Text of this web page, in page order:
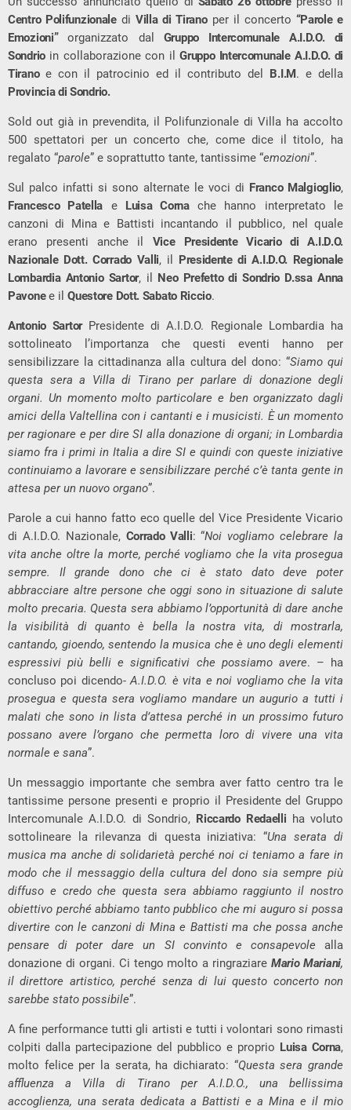
Centro Polifunzionaledi Villa di Tiranoper il concerto “Parole e
Emozioni”organizzato dal Gruppo Intercomunale A.I.D.O.
di
Sondrioin collaborazione con ilGruppo Intercomunale A.I.D.O. di
Tiranoe con il patrocinio ed il contributo del B.I.M. e della
Provincia di Sondrio.
Sold out già in prevendita, il Polifunzionale di Villa ha accolto
500 spettatori per un concerto che, come dice il titolo, ha
regalato “parole” e soprattutto tante, tantissime “emozioni”.
Sul palco infatti si sono alternate le voci di Franco Malgioglio,
Francesco Patella e Luisa Cornache hanno interpretato le
canzoni di Mina e Battisti incantando il pubblico, nel quale
erano presenti anche il Vice
Presidente Vicario di A.I.D.O.
Nazionale Dott. Corrado Valli, il Presidente di A.I.D.O. Regionale
Lombardia Antonio Sartor, il Neo Prefetto di Sondrio D.ssa Anna
Pavonee ilQuestore Dott. Sabato Riccio.
Antonio SartorPresidente di A.I.D.O. Regionale Lombardia ha
sottolineato l’importanza che questi eventi hanno per
sensibilizzare la cittadinanza alla cultura del dono: “Siamo qui
questa sera a Villa di Tirano per parlare di donazione degli
organi. Un momento molto particolare e ben organizzato dagli
amici della Valtellina con i cantanti e i musicisti. È un momento
per ragionare e per dire SI alla donazione di organi; in Lombardia
siamo fra i primi in Italia a dire SI e quindi con queste iniziative
continuiamo a lavorare e sensibilizzare perché c’è tanta gente in
attesa per un nuovo organo”.
Parole a cui hanno fatto eco quelle del Vice Presidente Vicario
di A.I.D.O. Nazionale, Corrado Valli: “Noi vogliamo celebrare la
vita anche oltre la morte, perché vogliamo che la vita prosegua
sempre. Il grande dono che ci è stato dato deve poter
abbracciare altre persone che oggi sono in situazione di salute
molto precaria. Questa sera abbiamo l’opportunità di dare anche
la visibilità di quanto è bella la nostra vita, di mostrarla,
cantando, gioendo, sentendo la musica che è uno degli elementi
espressivi più belli e significativi che possiamo avere. – ha
concluso poi dicendo-A.I.D.O. è vita e noi vogliamo che la vita
prosegua e questa sera vogliamo mandare un augurio a tutti i
malati che sono in lista d’attesa perché in un prossimo futuro
possano avere l’organo che permetta loro di vivere una vita
normale e sana”.
Un messaggio importante che sembra aver fatto centro tra le
tantissime persone presenti e proprio il Presidente del Gruppo
Intercomunale A.I.D.O. di Sondrio, Riccardo Redaelli ha voluto
sottolineare la rilevanza di questa iniziativa: “Una serata di
musica ma anche di solidarietà perché noi ci teniamo a fare in
modo che il messaggio della cultura del dono sia sempre più
diffuso e credo che questa sera abbiamo raggiunto il nostro
obiettivo perché abbiamo tanto pubblico che mi auguro si possa
divertire con le canzoni di Mina e Battisti ma che possa anche
pensare di poter dare un SI convinto e consapevole alla
donazione di organi. Ci tengo molto a ringraziareMario Mariani,
il direttore artistico, perché senza di lui questo concerto non
sarebbe stato possibile”.
A fine performance tutti gli artisti e tutti i volontari sono rimasti
colpiti dalla partecipazione del pubblico e proprio Luisa Corna,
molto felice per la serata, ha dichiarato: “Questa sera grande
affluenza a Villa di Tirano per A.I.D.O., una bellissima
accoglienza, una serata dedicata a Battisti e a Mina e il mio